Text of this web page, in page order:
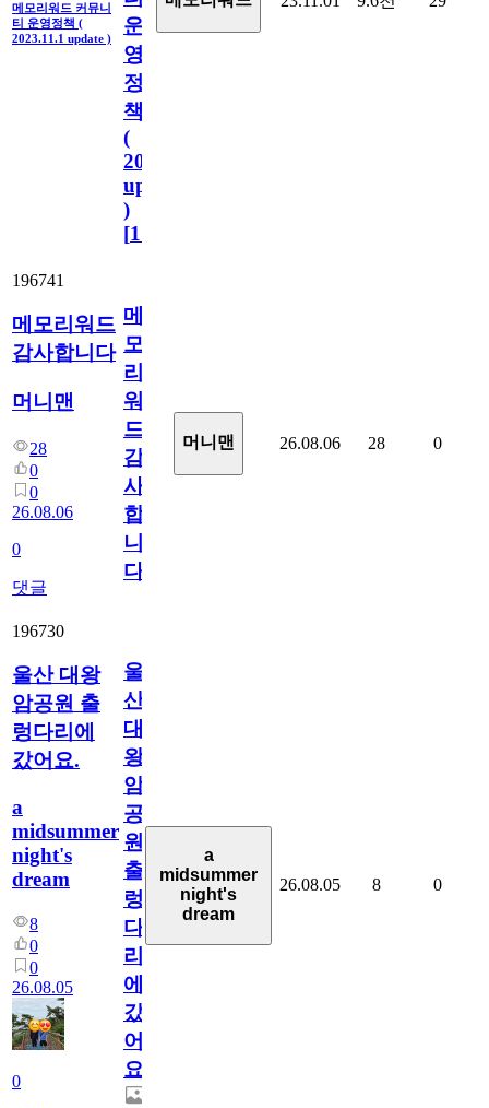
메모리워드 커뮤니
티 운영정책 (
2023.11.1 update )
운
영
정
책
(
2023.11.1
update
)
[110
196741
메모리워드
감사합니다
머니맨
28
0
0
26.08.06
0
댓글
메
모
리
워
드
감
사
합
니
다
머니맨 26.08.06 28 0
196730
울산 대왕
암공원 출
렁다리에
갔어요.
a
midsummer
night's
dream
8
0
0
26.08.05
0
울
산
대
왕
암
공
원
출
렁
다
리
에
갔
어
요.
a
midsummer
night's
dream
26.08.05 8 0